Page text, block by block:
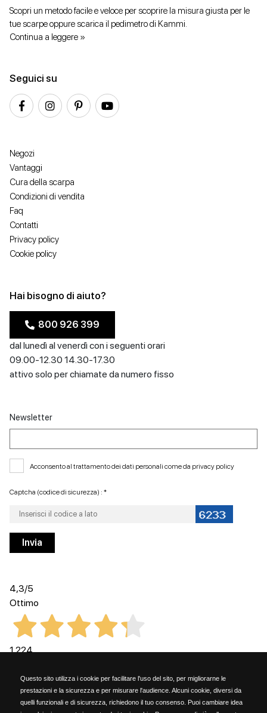
Questo sito utilizza i cookie per facilitare l'uso del sito, per migliorarne le
prestazioni e la sicurezza e per misurare l'audience. Alcuni cookie, diversi da
quelli funzionali e di sicurezza, richiedono il tuo consenso. Puoi cambiare idea
Scopri un metodo facile e veloce per scoprire la misura giusta per le
tue scarpe oppure scarica il pedimetro di Kammi.
Continua a leggere »
Seguici su
Negozi
Vantaggi
Cura della scarpa
Condizioni di vendita
Faq
Contatti
Privacy policy
Cookie policy
Hai bisogno di aiuto?
800 926 399
dal lunedì al venerdì con i seguenti orari
09.00-12.30 14.30-17.30
attivo solo per chiamate da numero fisso
Newsletter
Acconsento al trattamento dei dati personali come da privacy policy
Captcha (codice di sicurezza) : *
4,3/5
Ottimo
1.224